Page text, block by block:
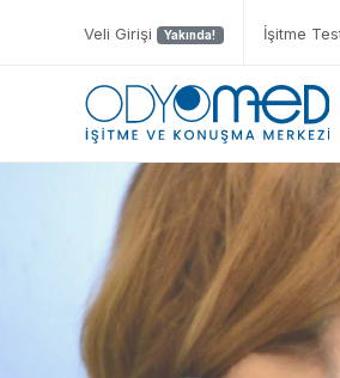
Veli Girişi Yakında! İşitme